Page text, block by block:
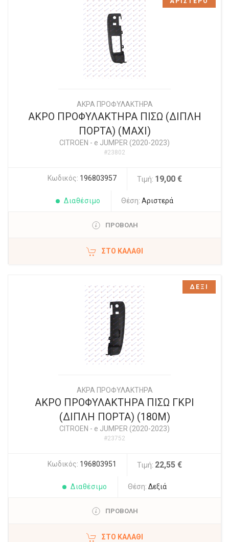
ΑΚΡΑ ΠΡΟΦΥΛΑΚΤΗΡΑ
ΑΚΡΟ ΠΡΟΦΥΛΑΚΤΗΡΑ ΠΙΣΩ (ΔΙΠΛΗ
ΠΟΡΤΑ) (MAXI)
CITROEN - e JUMPER (2020-2023)
#23802
Κωδικός: 196803957 Τιμή: 19,00 €
Διαθέσιμο Θέση: Αριστερά
ΠΡΟΒΟΛΗ
ΣΤΟ ΚΑΛΆΘΙ
ΑΚΡΑ ΠΡΟΦΥΛΑΚΤΗΡΑ
ΑΚΡΟ ΠΡΟΦΥΛΑΚΤΗΡΑ ΠΙΣΩ ΓΚΡΙ
(ΔΙΠΛΗ ΠΟΡΤΑ) (180M)
CITROEN - e JUMPER (2020-2023)
#23752
Κωδικός: 196803951 Τιμή: 22,55 €
Διαθέσιμο Θέση: Δεξιά
ΠΡΟΒΟΛΗ
ΣΤΟ ΚΑΛΆΘΙ
ΔΕΞΙ